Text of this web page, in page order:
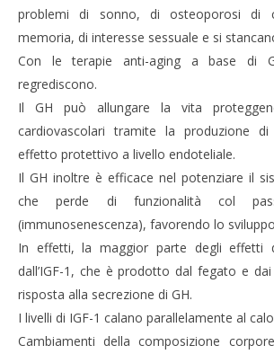
NOW VIEWING
ORMONE DELLA CRESCITA (GH) IN
ANTIAGING
24
Giugno
Massimo
Spattini
problemi di sonno, di osteoporosi di
memoria, di interesse sessuale e si
Con le terapie anti-aging a base di
regrediscono.
Il GH può allungare la vita
cardiovascolari tramite la produzione
effetto protettivo a livello endoteliale.
Il GH inoltre è efficace nel potenziare il
che perde di funzionalità col
(immunosenescenza), favorendo lo
In effetti, la maggior parte degli effetti
dall’IGF-1, che è prodotto dal fegato e
risposta alla secrezione di GH.
I livelli di IGF-1 calano parallelamente al
Cambiamenti della composizione